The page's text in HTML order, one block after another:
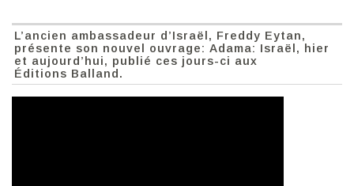
L’ancien ambassadeur d’Israël, Freddy Eytan,
présente son nouvel ouvrage: Adama: Israël, hier
et aujourd’hui, publié ces jours-ci aux
Éditions Balland.